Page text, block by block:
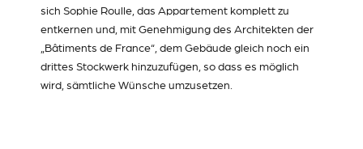
sich Sophie Roulle, das Appartement komplett zu
entkernen und, mit Genehmigung des Architekten der
„Bâtiments de France“, dem Gebäude gleich noch ein
drittes Stockwerk hinzuzufügen, so dass es möglich
wird, sämtliche Wünsche umzusetzen.